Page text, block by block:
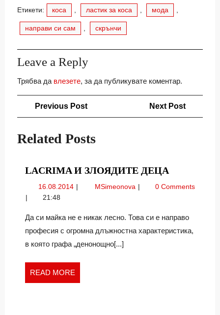
Етикети: коса , ластик за коса , мода ,
направи си сам , скрънчи
Leave a Reply
Трябва да влезете, за да публикувате коментар.
Навигация
Previous PostPrevious
Post
Next Post
Post
Related Posts
LACRIMA И ЗЛОЯДИТЕ ДЕЦАLACRIMA
16.08.2014 16.08.2014MSimeonova Lacrima
деца
0 Comments
21:48
Да си майка не е никак лесно. Това си е направо
професия с огромна длъжностна характеристика,
в която графа „денонощно[...]
READ MORE
MORE